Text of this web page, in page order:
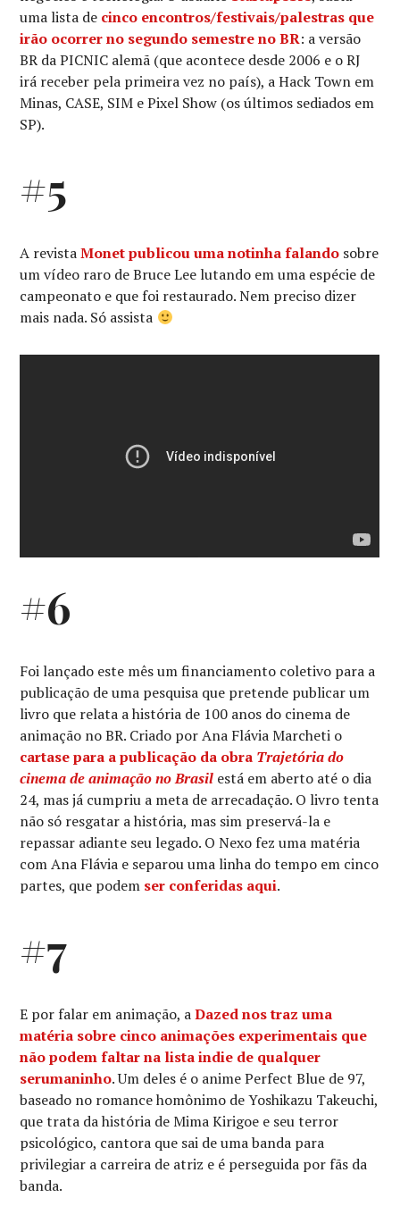
uma lista de cinco encontros/festivais/palestras que
irão ocorrer no segundo semestre no BR: a versão
BR da PICNIC alemã (que acontece desde 2006 e o RJ
irá receber pela primeira vez no país), a Hack Town em
Minas, CASE, SIM e Pixel Show (os últimos sediados em
SP).
#5
A revistaMonet publicou uma notinha falando sobre
um vídeo raro de Bruce Lee lutando em uma espécie de
campeonato e que foi restaurado. Nem preciso dizer
mais nada. Só assista
#6
Foi lançado este mês um financiamento coletivo para a
publicação de uma pesquisa que pretende publicar um
livro que relata a história de 100 anos do cinema de
animação no BR. Criado por Ana Flávia Marcheti o
cartase para a publicação da obra Trajetória do
cinema de animação no Brasil está em aberto até o dia
24, mas já cumpriu a meta de arrecadação. O livro tenta
não só resgatar a história, mas sim preservá-la e
repassar adiante seu legado. O Nexo fez uma matéria
com Ana Flávia e separou uma linha do tempo em cinco
partes, que podem ser conferidas aqui.
#7
E por falar em animação, aDazed nos traz uma
matéria sobre cinco animações experimentais que
não podem faltar na lista indie de qualquer
serumaninho. Um deles é o anime Perfect Blue de 97,
baseado no romance homônimo de Yoshikazu Takeuchi,
que trata da história de Mima Kirigoe e seu terror
psicológico, cantora que sai de uma banda para
privilegiar a carreira de atriz e é perseguida por fãs da
banda.